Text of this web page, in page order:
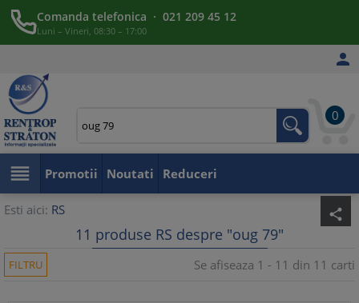
Comanda telefonica · 021 209 45 12
Luni – Vineri, 08:30 – 17:00

0
 Promotii Noutati Reduceri
Esti aici: RS share
11 produse RS despre "oug 79"
FILTRU Se afiseaza 1 - 11 din 11 carti